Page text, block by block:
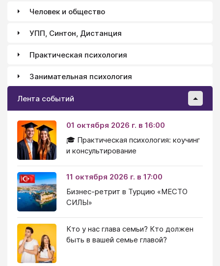
Человек и общество
УПП, Синтон, Дистанция
Практическая психология
Занимательная психология
Лента событий
01 октября 2026 г. в 16:00
🎓 Практическая психология: коучинг
и консультирование
11 октября 2026 г. в 17:00
Бизнес-ретрит в Турцию «МЕСТО
СИЛЫ»
Кто у нас глава семьи? Кто должен
быть в вашей семье главой?